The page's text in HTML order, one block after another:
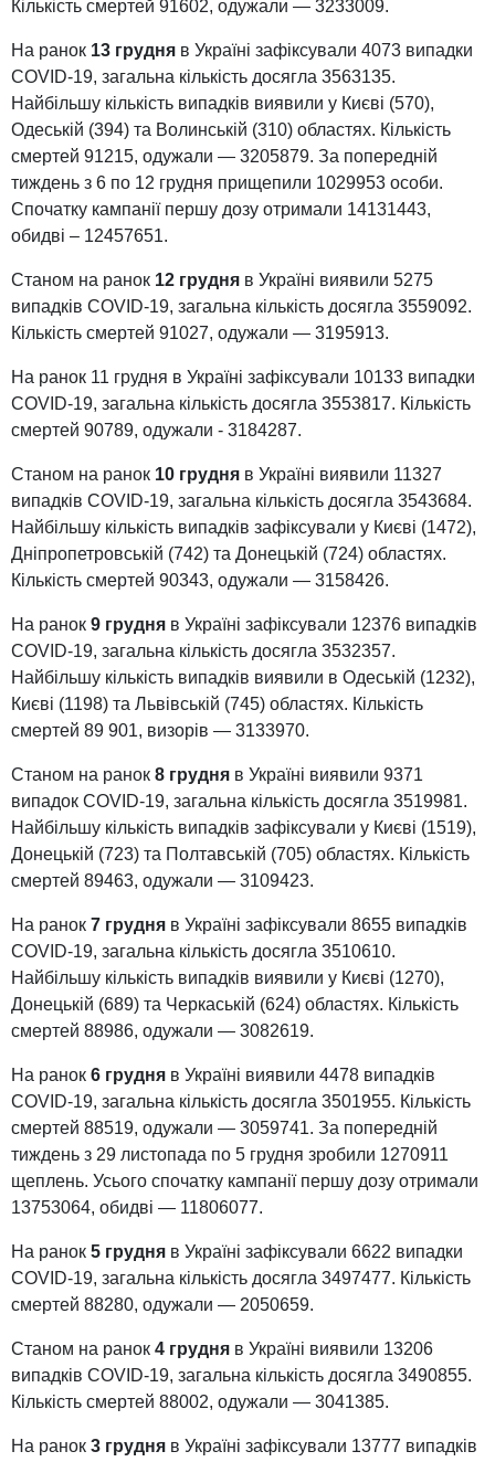
Кількість смертей 91602, одужали — 3233009.
На ранок 13 грудня в Україні зафіксували 4073 випадки
COVID-19, загальна кількість досягла 3563135.
Найбільшу кількість випадків виявили у Києві (570),
Одеській (394) та Волинській (310) областях. Кількість
смертей 91215, одужали — 3205879. За попередній
тиждень з 6 по 12 грудня прищепили 1029953 особи.
Спочатку кампанії першу дозу отримали 14131443,
обидві – 12457651.
Станом на ранок 12 грудня в Україні виявили 5275
випадків COVID-19, загальна кількість досягла 3559092.
Кількість смертей 91027, одужали — 3195913.
На ранок 11 грудня в Україні зафіксували 10133 випадки
COVID-19, загальна кількість досягла 3553817. Кількість
смертей 90789, одужали - 3184287.
Станом на ранок 10 грудня в Україні виявили 11327
випадків COVID-19, загальна кількість досягла 3543684.
Найбільшу кількість випадків зафіксували у Києві (1472),
Дніпропетровській (742) та Донецькій (724) областях.
Кількість смертей 90343, одужали — 3158426.
На ранок 9 грудня в Україні зафіксували 12376 випадків
COVID-19, загальна кількість досягла 3532357.
Найбільшу кількість випадків виявили в Одеській (1232),
Києві (1198) та Львівській (745) областях. Кількість
смертей 89 901, визорів — 3133970.
Станом на ранок 8 грудня в Україні виявили 9371
випадок COVID-19, загальна кількість досягла 3519981.
Найбільшу кількість випадків зафіксували у Києві (1519),
Донецькій (723) та Полтавській (705) областях. Кількість
смертей 89463, одужали — 3109423.
На ранок 7 грудня в Україні зафіксували 8655 випадків
COVID-19, загальна кількість досягла 3510610.
Найбільшу кількість випадків виявили у Києві (1270),
Донецькій (689) та Черкаській (624) областях. Кількість
смертей 88986, одужали — 3082619.
На ранок 6 грудня в Україні виявили 4478 випадків
COVID-19, загальна кількість досягла 3501955. Кількість
смертей 88519, одужали — 3059741. За попередній
тиждень з 29 листопада по 5 грудня зробили 1270911
щеплень. Усього спочатку кампанії першу дозу отримали
13753064, обидві — 11806077.
На ранок 5 грудня в Україні зафіксували 6622 випадки
COVID-19, загальна кількість досягла 3497477. Кількість
смертей 88280, одужали — 2050659.
Станом на ранок 4 грудня в Україні виявили 13206
випадків COVID-19, загальна кількість досягла 3490855.
Кількість смертей 88002, одужали — 3041385.
На ранок 3 грудня в Україні зафіксували 13777 випадків